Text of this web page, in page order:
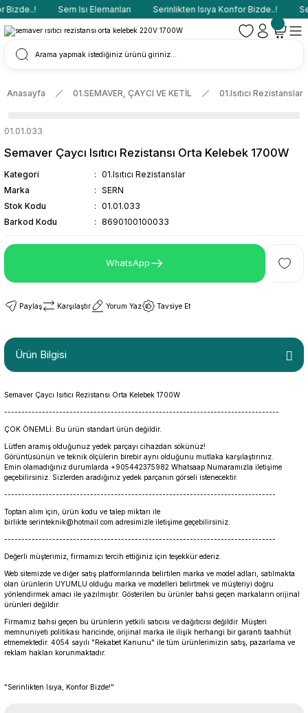
Sern Isı Elemanları Serinlikten Isıya Konfor Bizde..!
Anasayfa 01.SEMAVER, ÇAYCI VE KETİL 01.Isıtıcı Rezistanslar
01.01.033
Semaver Çaycı Isıtıcı Rezistansı Orta Kelebek 1700W
Kategori
01.Isıtıcı Rezistanslar
Marka
SERN
Stok Kodu
01.01.033
Barkod Kodu
8690100100033
WhatsApp
Paylaş Karşılaştır Yorum Yaz Tavsiye Et
Ürün Bilgisi
Semaver Çaycı Isıtıcı Rezistansı Orta Kelebek 1700W
--------------------------------------------------------------------------------
ÇOK ÖNEMLİ: Bu ürün standart ürün değildir.
Lütfen aramış olduğunuz yedek parçayı cihazdan sökünüz!
Görüntüsünün ve teknik ölçülerin birebir aynı olduğunu mutlaka karşılaştırınız.
Emin olamadığınız durumlarda +905442375982 Whatsaap Numaramızla iletişime
geçebilirsiniz. Sizlerden aradığınız yedek parçanın görseli istenecektir.
-------------------------------------------------------------------------------
Toptan alım için, ürün kodu ve talep miktarı ile
birlikte serinteknik@hotmail.com adresimizle iletişime geçebilirsiniz.
-------------------------------------------------------------------------------
Değerli müşterimiz, firmamızı tercih ettiğiniz için teşekkür ederiz.
Web sitemizde ve diğer satış platformlarında belirtilen marka ve model adları, satılmakta
olan ürünlerin UYUMLU olduğu marka ve modelleri belirtmek ve müşteriyi doğru
yönlendirmek amacı ile yazılmıştır. Gösterilen bu ürünler bahsi geçen markaların orijinal
ürünleri değildir.
Firmamız bahsi geçen bu ürünlerin yetkili satıcısı ve dağıtıcısı değildir. Müşteri
memnuniyeti politikası haricinde, orijinal marka ile ilişik herhangi bir garanti taahhüt
etmemektedir. 4054 sayılı "Rekabet Kanunu" ile tüm ürünlerimizin satış, pazarlama ve
reklam hakları korunmaktadır.
"Serinlikten Isıya, Konfor Bizde!"